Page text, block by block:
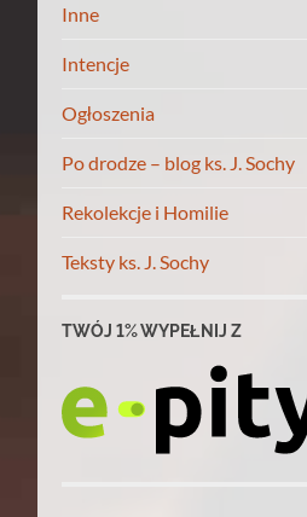
Inne
Intencje
Ogłoszenia
Po drodze – blog ks. J. Sochy
Rekolekcje i Homilie
Teksty ks. J. Sochy
TWÓJ 1% WYPEŁNIJ Z